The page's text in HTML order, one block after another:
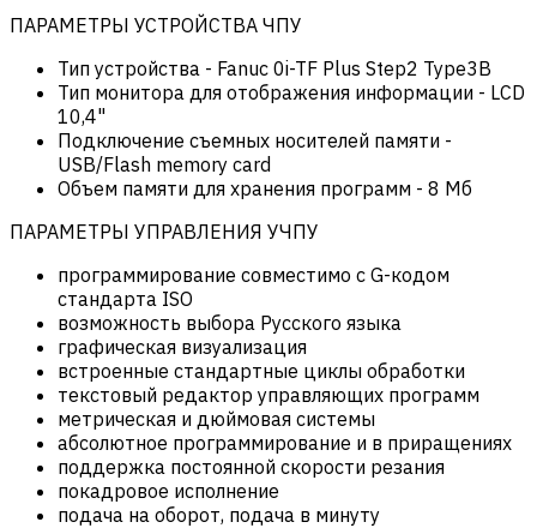
ПАРАМЕТРЫ УСТРОЙСТВА ЧПУ
Тип устройства - Fanuc 0i-TF Plus Step2 Type3B
Тип монитора для отображения информации - LCD
10,4"
Подключение съемных носителей памяти -
USB/Flash memory card
Объем памяти для хранения программ - 8 Мб
ПАРАМЕТРЫ УПРАВЛЕНИЯ УЧПУ
программирование совместимо с G-кодом
стандарта ISO
возможность выбора Русского языка
графическая визуализация
встроенные стандартные циклы обработки
текстовый редактор управляющих программ
метрическая и дюймовая системы
абсолютное программирование и в приращениях
поддержка постоянной скорости резания
покадровое исполнение
подача на оборот, подача в минуту